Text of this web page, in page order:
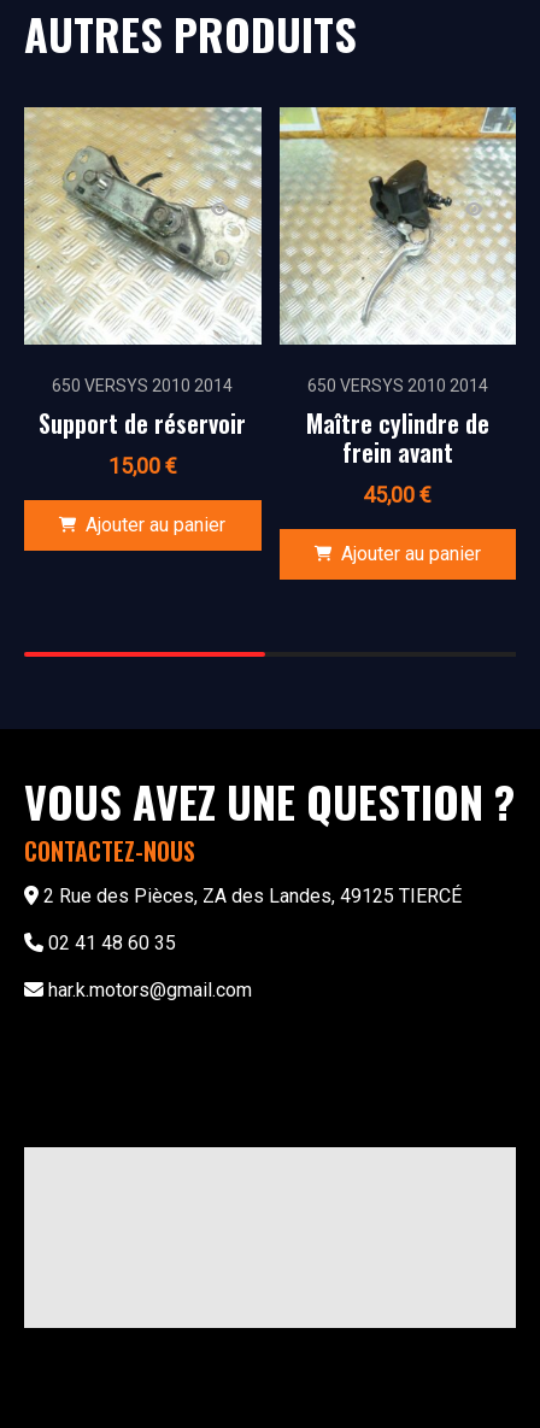
AUTRES PRODUITS
650 VERSYS 2010 2014
Support de réservoir
15,00€
Ajouter au panier
650 VERSYS 2010 2014
Maître cylindre de
frein avant
45,00€
Ajouter au panier
VOUS AVEZ UNE QUESTION ?
CONTACTEZ-NOUS
2 Rue des Pièces, ZA des Landes, 49125 TIERCÉ
02 41 48 60 35
har.k.motors@gmail.com